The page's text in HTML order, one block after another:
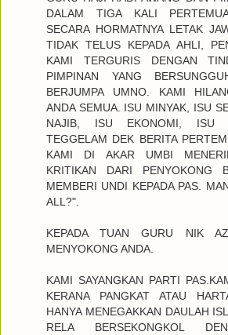
DALAM TIGA KALI
SECARA HORMATNYA LETAK
TIDAK TELUS KEPADA AHLI,
KAMI TERGURIS DENGAN
PIMPINAN YANG
BERJUMPA UMNO. KAMI
ANDA SEMUA. ISU MINYAK, ISU
NAJIB, ISU EKONOMI, ISU
TEGGELAM DEK BERITA
KAMI DI AKAR UMBI
KRITIKAN DARI PENYOKONG
MEMBERI UNDI KEPADA PAS.
ALL?".
KEPADA TUAN GURU NIK
MENYOKONG ANDA.
KAMI SAYANGKAN PARTI
KERANA PANGKAT ATAU
HANYA MENEGAKKAN DAULAH
RELA BERSEKONGKOL